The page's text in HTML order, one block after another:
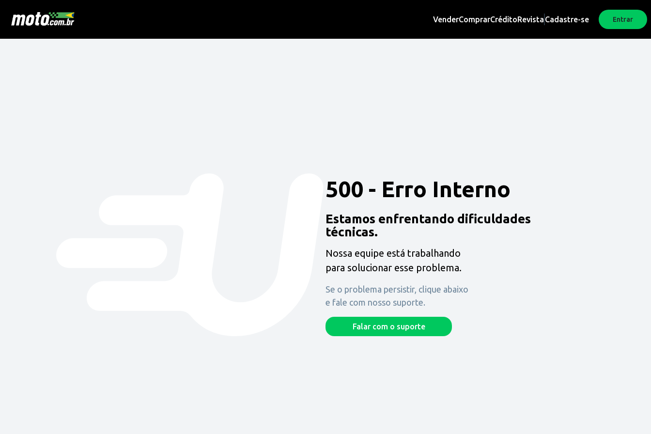
VenderComprarCréditoRevista Cadastre-se Entrar
500 - Erro Interno
Estamos enfrentando dificuldades
técnicas.
Nossa equipe está trabalhando
para solucionar esse problema.
Se o problema persistir, clique abaixo
e fale com nosso suporte.
Falar com o suporte